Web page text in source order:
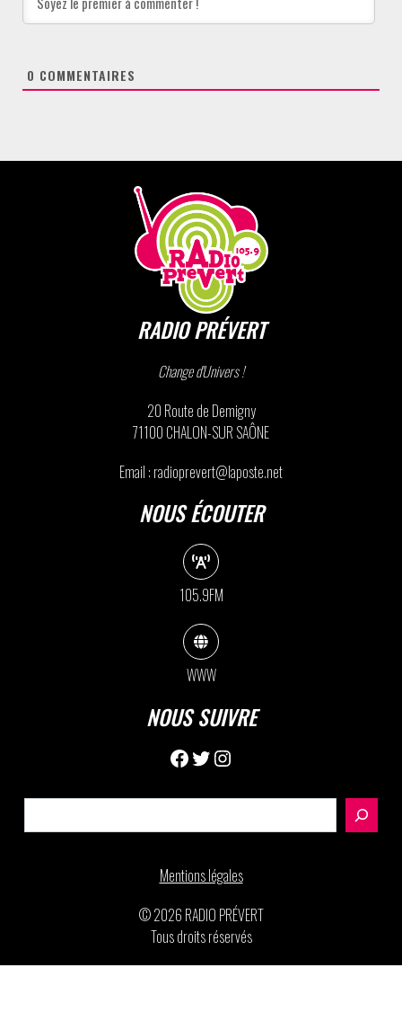
0 COMMENTAIRES
RADIO PRÉVERT
Change d'Univers !
20 Route de Demigny
71100 CHALON-SUR SAÔNE
Email : radioprevert@laposte.net
NOUS ÉCOUTER
105.9FM
WWW
NOUS SUIVRE
Facebook
TwitterInstagram
Mentions légales
© 2026 RADIO PRÉVERT
Tous droits réservés